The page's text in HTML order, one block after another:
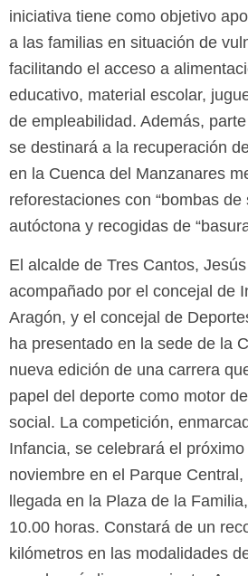
iniciativa tiene como objetivo
a las familias en situación de
facilitando el acceso a
educativo, material escolar,
de empleabilidad. Además,
se destinará a la recuperación
en la Cuenca del Manzanares
reforestaciones con “bombas de
autóctona y recogidas de
El alcalde de Tres Cantos,
acompañado por el concejal de
Aragón, y el concejal de
ha presentado en la sede de la
nueva edición de una carrera
papel del deporte como motor
social. La competición,
Infancia, se celebrará el
noviembre en el Parque
llegada en la Plaza de la
10.00 horas. Constará de un
kilómetros en las modalidades